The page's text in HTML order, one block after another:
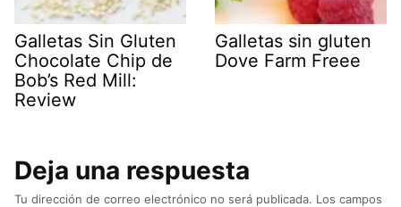
Galletas Sin Gluten
Chocolate Chip de
Bob’s Red Mill:
Review
Galletas sin gluten
Dove Farm Freee
Deja una respuesta
Tu dirección de correo electrónico no será publicada. Los campos